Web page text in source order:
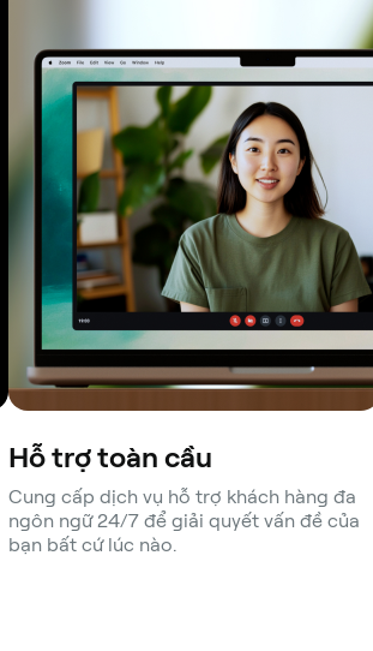
Hỗ trợ toàn cầu
Cung cấp dịch vụ hỗ trợ khách hàng đa
ngôn ngữ 24/7 để giải quyết vấn đề của
bạn bất cứ lúc nào.